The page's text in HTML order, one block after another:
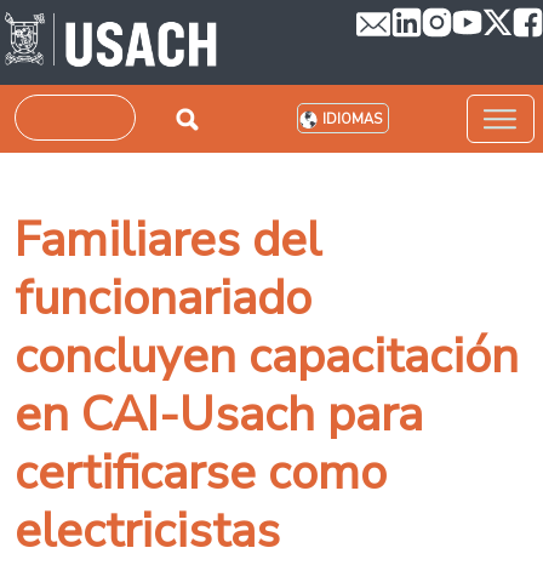
Pasar al contenido principal
Buscar IDIOMAS
Familiares del
funcionariado
concluyen capacitación
en CAI-Usach para
certificarse como
electricistas